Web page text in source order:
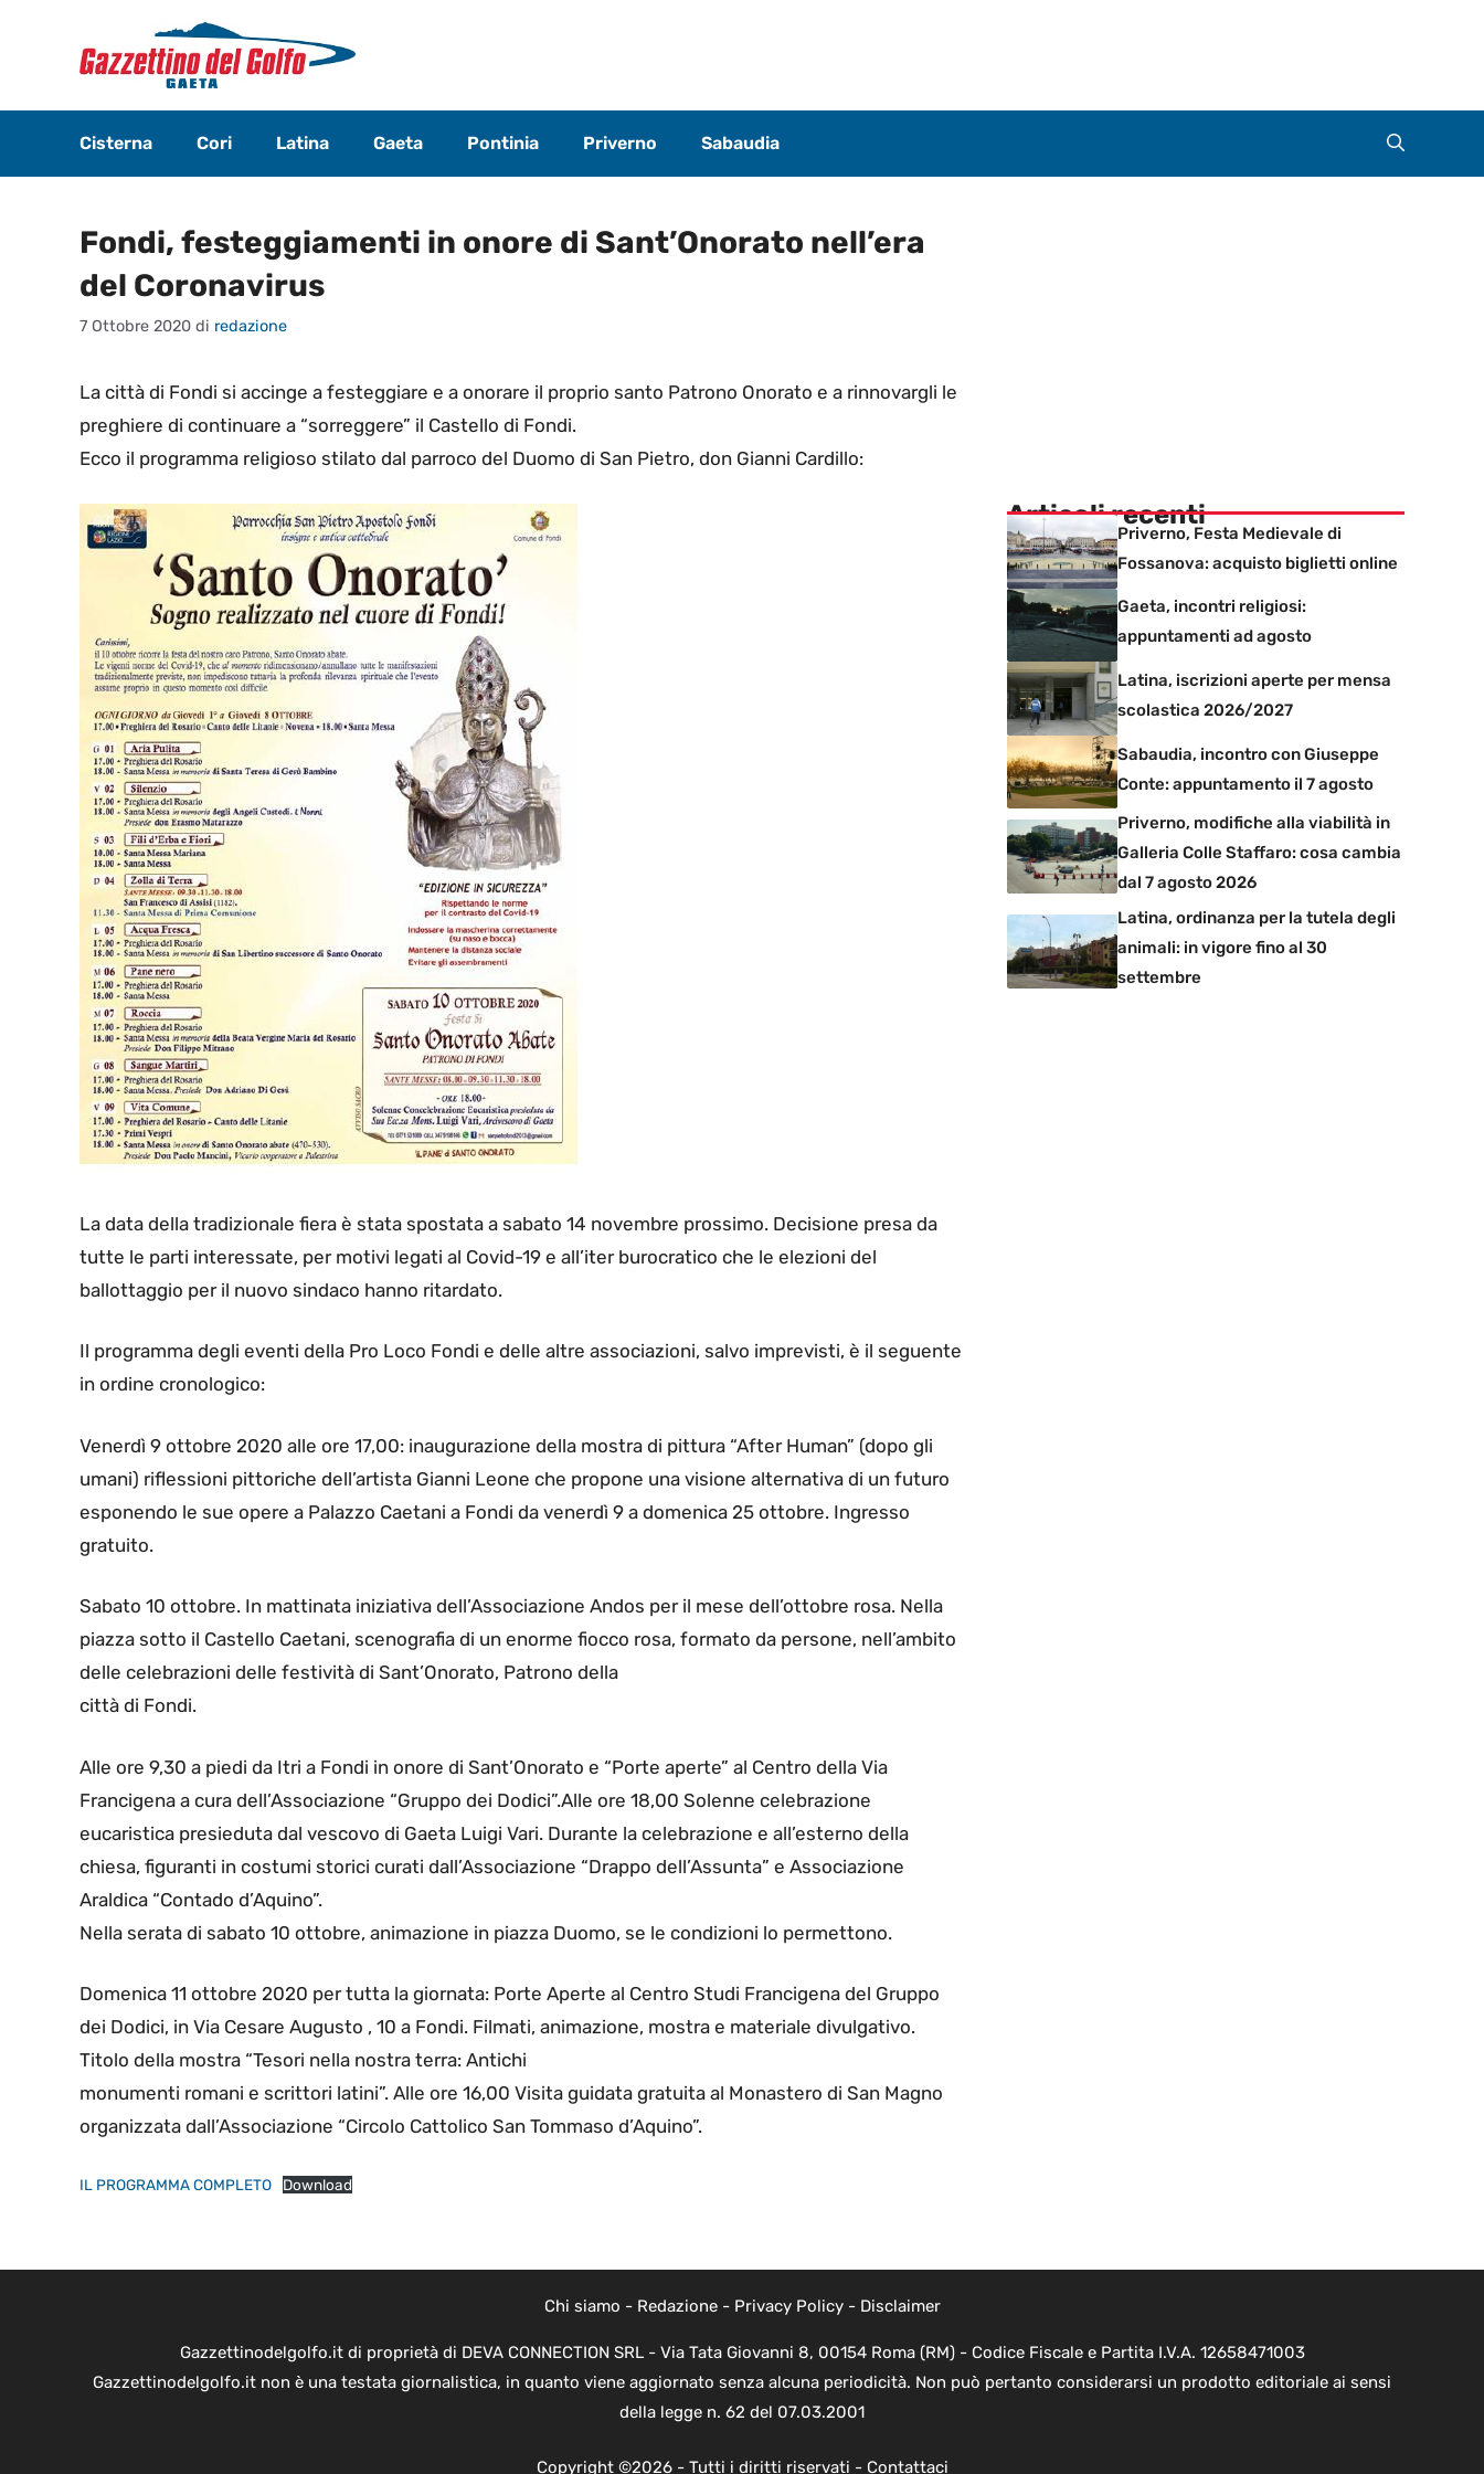
contenuto
Cisterna Cori Latina Gaeta Pontinia Priverno Sabaudia
Fondi, festeggiamenti in onore di Sant’Onorato nell’era
del Coronavirus
7 Ottobre 2020 di redazione
La città di Fondi si accinge a festeggiare e a onorare il proprio santo Patrono Onorato e a rinnovargli le
preghiere di continuare a “sorreggere” il Castello di Fondi.
Ecco il programma religioso stilato dal parroco del Duomo di San Pietro, don Gianni Cardillo:
La data della tradizionale fiera è stata spostata a sabato 14 novembre prossimo. Decisione presa da
tutte le parti interessate, per motivi legati al Covid-19 e all’iter burocratico che le elezioni del
ballottaggio per il nuovo sindaco hanno ritardato.
Il programma degli eventi della Pro Loco Fondi e delle altre associazioni, salvo imprevisti, è il seguente
in ordine cronologico:
Venerdì 9 ottobre 2020 alle ore 17,00: inaugurazione della mostra di pittura “After Human” (dopo gli
umani) riflessioni pittoriche dell’artista Gianni Leone che propone una visione alternativa di un futuro
esponendo le sue opere a Palazzo Caetani a Fondi da venerdì 9 a domenica 25 ottobre. Ingresso
gratuito.
Sabato 10 ottobre. In mattinata iniziativa dell’Associazione Andos per il mese dell’ottobre rosa. Nella
piazza sotto il Castello Caetani, scenografia di un enorme fiocco rosa, formato da persone, nell’ambito
delle celebrazioni delle festività di Sant’Onorato, Patrono della
città di Fondi.
Alle ore 9,30 a piedi da Itri a Fondi in onore di Sant’Onorato e “Porte aperte” al Centro della Via
Francigena a cura dell’Associazione “Gruppo dei Dodici”.Alle ore 18,00 Solenne celebrazione
eucaristica presieduta dal vescovo di Gaeta Luigi Vari. Durante la celebrazione e all’esterno della
chiesa, figuranti in costumi storici curati dall’Associazione “Drappo dell’Assunta” e Associazione
Araldica “Contado d’Aquino”.
Nella serata di sabato 10 ottobre, animazione in piazza Duomo, se le condizioni lo permettono.
Domenica 11 ottobre 2020 per tutta la giornata: Porte Aperte al Centro Studi Francigena del Gruppo
dei Dodici, in Via Cesare Augusto , 10 a Fondi. Filmati, animazione, mostra e materiale divulgativo.
Titolo della mostra “Tesori nella nostra terra: Antichi
monumenti romani e scrittori latini”. Alle ore 16,00 Visita guidata gratuita al Monastero di San Magno
organizzata dall’Associazione “Circolo Cattolico San Tommaso d’Aquino”.
IL PROGRAMMA COMPLETO Download
Articoli recenti
Priverno, Festa Medievale di
Fossanova: acquisto biglietti online
Gaeta, incontri religiosi:
appuntamenti ad agosto
Latina, iscrizioni aperte per mensa
scolastica 2026/2027
Sabaudia, incontro con Giuseppe
Conte: appuntamento il 7 agosto
Priverno, modifiche alla viabilità in
Galleria Colle Staffaro: cosa cambia
dal 7 agosto 2026
Latina, ordinanza per la tutela degli
animali: in vigore fino al 30
settembre
Chi siamo - Redazione- Privacy Policy- Disclaimer
Gazzettinodelgolfo.it di proprietà di DEVA CONNECTION SRL - Via Tata Giovanni 8, 00154 Roma (RM) - Codice Fiscale e Partita I.V.A. 12658471003
Gazzettinodelgolfo.it non è una testata giornalistica, in quanto viene aggiornato senza alcuna periodicità. Non può pertanto considerarsi un prodotto editoriale ai sensi
della legge n. 62 del 07.03.2001
Copyright ©2026 - Tutti i diritti riservati - Contattaci